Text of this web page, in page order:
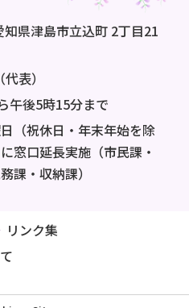
県津島市立込町 2丁目21
表）
午後5時15分まで
（祝休日・年末年始を除
窓口延長実施（市民課・
課・収納課）
リンク集